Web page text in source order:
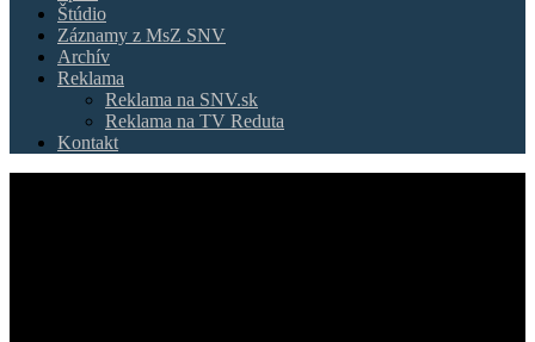
Štúdio
Záznamy z MsZ SNV
Archív
Reklama
Reklama na SNV.sk
Reklama na TV Reduta
Kontakt